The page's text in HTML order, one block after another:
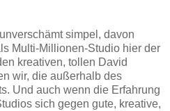
simpel, davon
Multi-Millionen-Studio hier der
kreativen, tollen David
wir, die außerhalb des
Und auch wenn die Erfahrung
sich gegen gute, kreative,